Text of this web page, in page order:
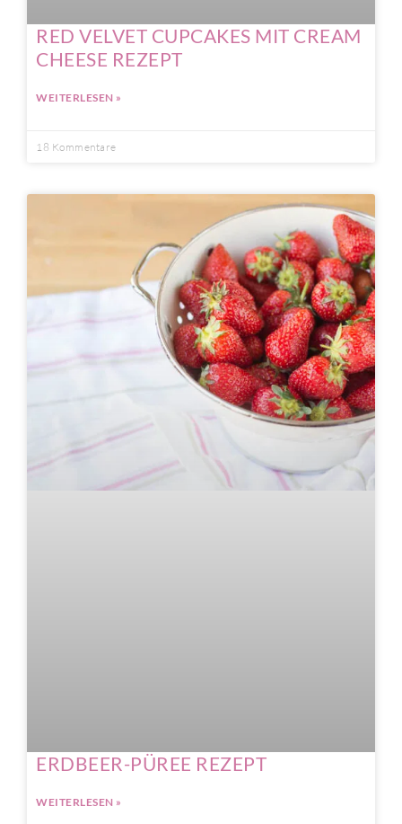
RED VELVET CUPCAKES MIT CREAM
CHEESE REZEPT
WEITERLESEN »
18 Kommentare
ERDBEER-PÜREE REZEPT
WEITERLESEN »